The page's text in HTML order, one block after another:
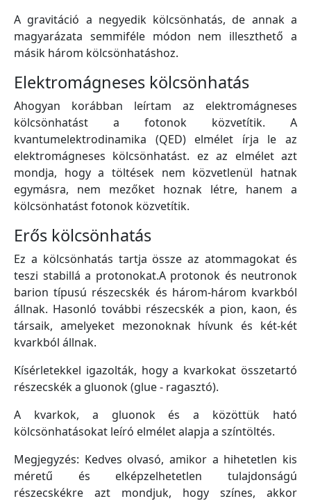
A gravitáció a negyedik kölcsönhatás, de annak a
magyarázata semmiféle módon nem illeszthető a
másik három kölcsönhatáshoz.
Elektromágneses kölcsönhatás
Ahogyan korábban leírtam az elektromágneses
kölcsönhatást a fotonok közvetítik. A
kvantumelektrodinamika (QED) elmélet írja le az
elektromágneses kölcsönhatást. ez az elmélet azt
mondja, hogy a töltések nem közvetlenül hatnak
egymásra, nem mezőket hoznak létre, hanem a
kölcsönhatást fotonok közvetítik.
Erős kölcsönhatás
Ez a kölcsönhatás tartja össze az atommagokat és
teszi stabillá a protonokat.A protonok és neutronok
barion típusú részecskék és három-három kvarkból
állnak. Hasonló további részecskék a pion, kaon, és
társaik, amelyeket mezonoknak hívunk és két-két
kvarkból állnak.
Kísérletekkel igazolták, hogy a kvarkokat összetartó
részecskék a gluonok (glue - ragasztó).
A kvarkok, a gluonok és a közöttük ható
kölcsönhatásokat leíró elmélet alapja a színtöltés.
Megjegyzés: Kedves olvasó, amikor a hihetetlen kis
méretű és elképzelhetetlen tulajdonságú
részecskékre azt mondjuk, hogy színes, akkor